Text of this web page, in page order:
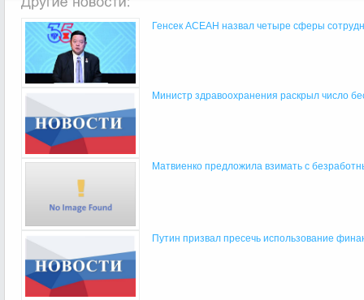
Генсек АСЕАН назвал четыре сферы
Министр здравоохранения раскрыл число
Матвиенко предложила взимать с
Путин призвал пресечь использование